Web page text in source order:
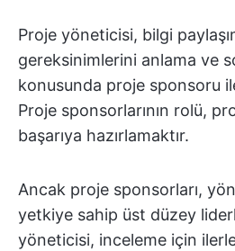
Proje yöneticisi, bilgi
gereksinimlerini anlama ve
konusunda proje sponsoru
Proje sponsorlarının rolü,
başarıya hazırlamaktır.
Ancak proje sponsorları,
yetkiye sahip üst düzey
yöneticisi, inceleme için